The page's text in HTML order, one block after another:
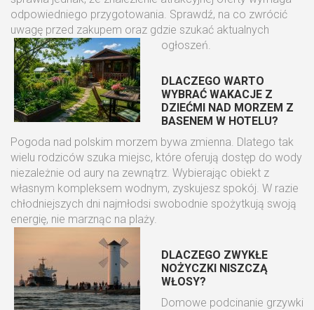
odpowiedniego przygotowania. Sprawdź, na co zwrócić
uwagę przed zakupem oraz gdzie szukać aktualnych
ogłoszeń.
DLACZEGO WARTO
WYBRAĆ WAKACJE Z
DZIEĆMI NAD MORZEM Z
BASENEM W HOTELU?
Pogoda nad polskim morzem bywa zmienna. Dlatego tak
wielu rodziców szuka miejsc, które oferują dostęp do wody
niezależnie od aury na zewnątrz. Wybierając obiekt z
własnym kompleksem wodnym, zyskujesz spokój. W razie
chłodniejszych dni najmłodsi swobodnie spożytkują swoją
energię, nie marznąc na plaży.
DLACZEGO ZWYKŁE
NOŻYCZKI NISZCZĄ
WŁOSY?
Domowe podcinanie grzywki